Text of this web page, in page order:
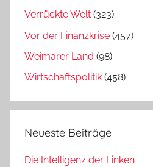
Verrückte Welt (323)
Vor der Finanzkrise (457)
Weimarer Land (98)
Wirtschaftspolitik (458)
Neueste Beiträge
Die Intelligenz der Linken